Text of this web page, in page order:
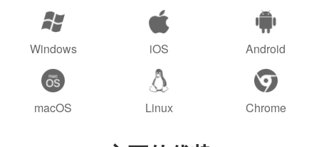
Windows iOS Android
macOS Linux Chrome